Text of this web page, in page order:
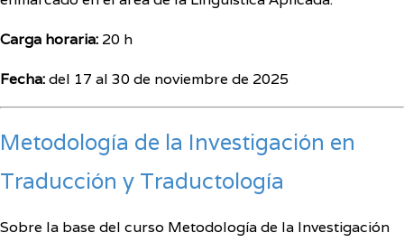
Carga horaria: 20 h
Fecha:del 17 al 30 de noviembre de 2025
Metodología de la Investigación en
Traducción y Traductología
Sobre la base del curso Metodología de la Investigación